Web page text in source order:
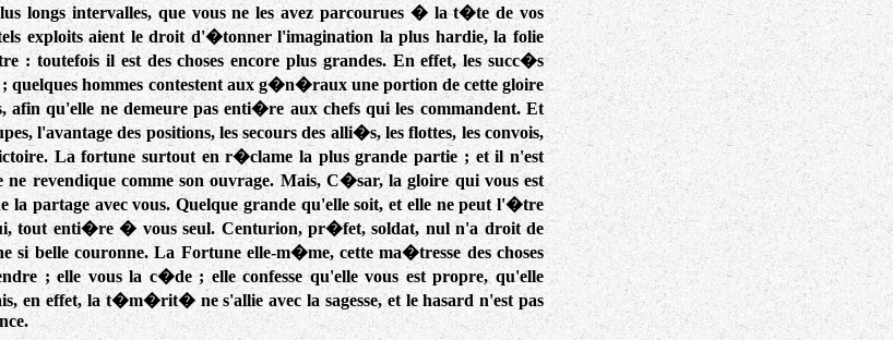
longs intervalles, que vous ne les avez parcourues � la t�te de vos
exploits aient le droit d'�tonner l'imagination la plus hardie, la folie
: toutefois il est des choses encore plus grandes. En effet, les succ�s
hommes contestent aux g�n�raux une portion de cette gloire
afin qu'elle ne demeure pas enti�re aux chefs qui les commandent. Et
l'avantage des positions, les secours des alli�s, les flottes, les convois,
La fortune surtout en r�clame la plus grande partie ; et il n'est
ne revendique comme son ouvrage. Mais, C�sar, la gloire qui vous est
la partage avec vous. Quelque grande qu'elle soit, et elle ne peut l'�tre
tout enti�re � vous seul. Centurion, pr�fet, soldat, nul n'a droit de
belle couronne. La Fortune elle-m�me, cette ma�tresse des choses
; elle vous la c�de ; elle confesse qu'elle vous est propre, qu'elle
en effet, la t�m�rit� ne s'allie avec la sagesse, et le hasard n'est pas